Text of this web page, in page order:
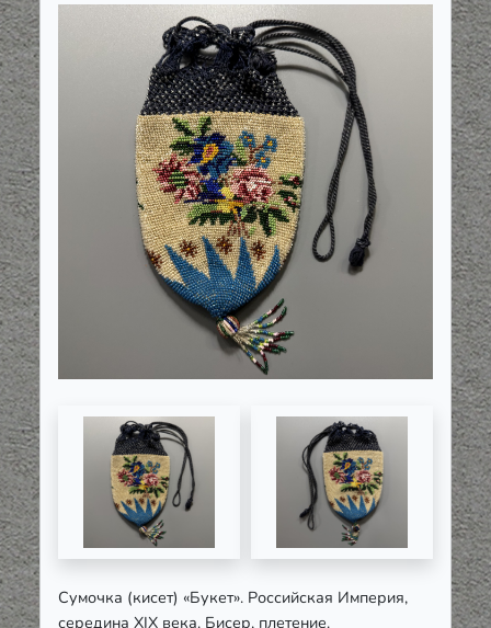
Сумочка (кисет) «Букет». Российская Империя,
середина XIX века. Бисер, плетение.